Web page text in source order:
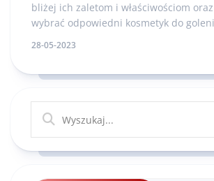
bliżej ich zaletom i właściwościom
wybrać odpowiedni kosmetyk do
28-05-2023